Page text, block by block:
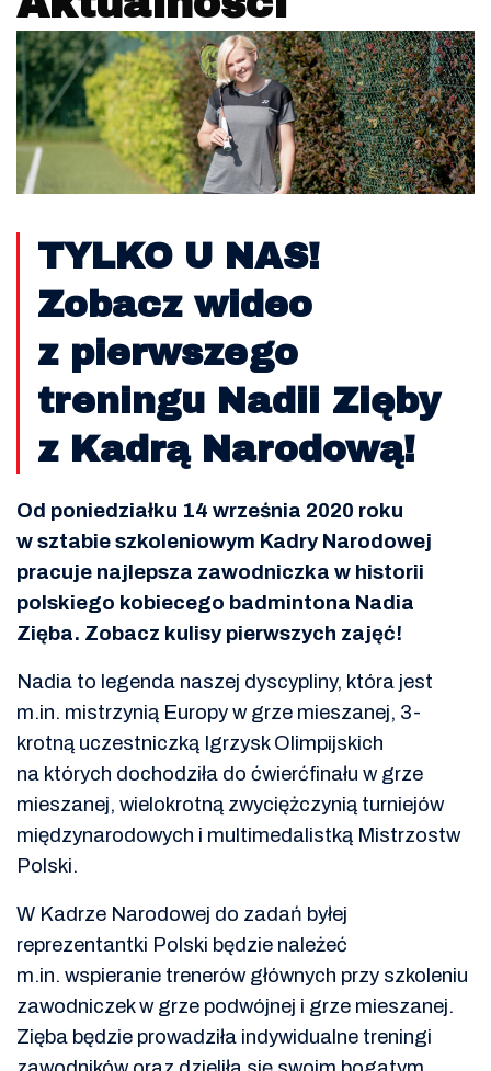
TYLKO U NAS!
Zobacz wideo
z pierwszego
treningu Nadii Zięby
z Kadrą Narodową!
Od poniedziałku 14 września 2020 roku
w sztabie szkoleniowym Kadry Narodowej
pracuje najlepsza zawodniczka w historii
polskiego kobiecego badmintona Nadia
Zięba. Zobacz kulisy pierwszych zajęć!
Nadia to legenda naszej dyscypliny, która jest
m.in. mistrzynią Europy w grze mieszanej, 3-
krotną uczestniczką Igrzysk Olimpijskich
na których dochodziła do ćwierćfinału w grze
mieszanej, wielokrotną zwyciężczynią turniejów
międzynarodowych i multimedalistką Mistrzostw
Polski.
W Kadrze Narodowej do zadań byłej
reprezentantki Polski będzie należeć
m.in. wspieranie trenerów głównych przy szkoleniu
zawodniczek w grze podwójnej i grze mieszanej.
Zięba będzie prowadziła indywidualne treningi